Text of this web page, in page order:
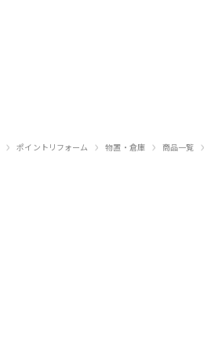
› ポイントリフォーム › 物置・倉庫 › 商品一覧 ›